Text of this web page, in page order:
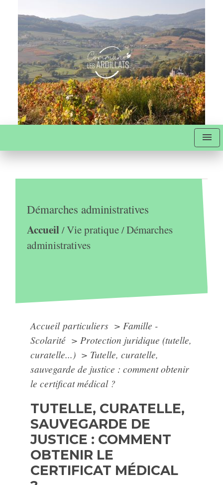
menu
Démarches administratives
Accueil/Vie pratique/Démarches
administratives
Accueil particuliers > Famille -
Scolarité > Protection juridique (tutelle,
curatelle...) > Tutelle, curatelle,
sauvegarde de justice : comment obtenir
le certificat médical ?
TUTELLE, CURATELLE,
SAUVEGARDE DE
JUSTICE : COMMENT
OBTENIR LE
CERTIFICAT MÉDICAL